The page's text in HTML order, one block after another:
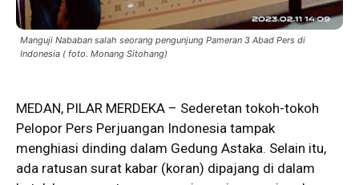
Manguji Nababan salah seorang pengunjung Pameran 3 Abad Pers di
Indonesia ( foto. Monang Sitohang)
MEDAN, PILAR MERDEKA – Sederetan tokoh-tokoh
Pelopor Pers Perjuangan Indonesia tampak
menghiasi dinding dalam Gedung Astaka. Selain itu,
ada ratusan surat kabar (koran) dipajang di dalam